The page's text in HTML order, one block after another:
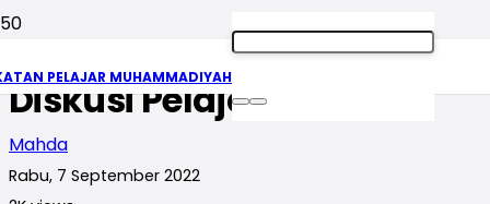
PELAJAR MUHAMMADIYAH
IPM Baturetno Adakan
Diskusi Pelajar Talk Bro
Mahda
Rabu, 7 September 2022